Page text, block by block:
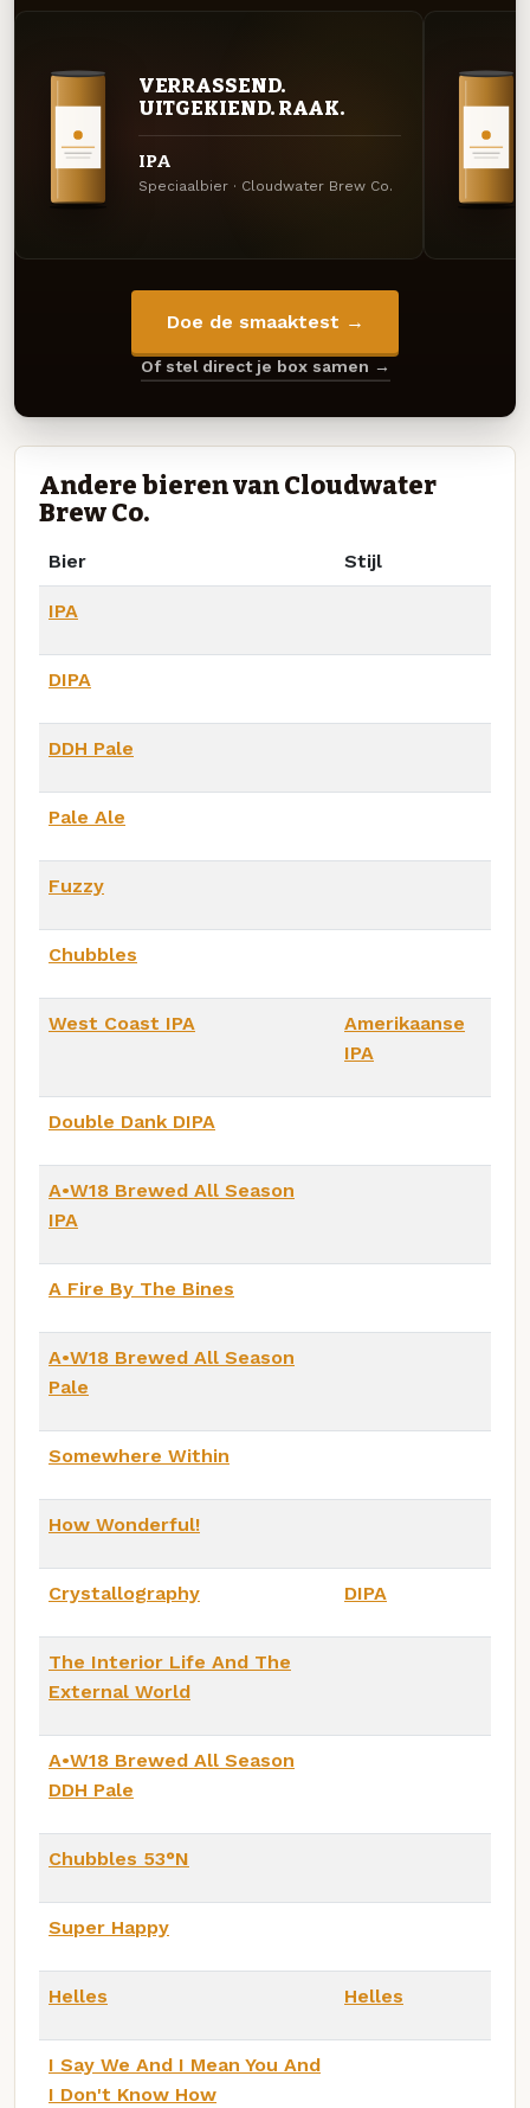
VERRASSEND.
UITGEKIEND. RAAK.
IPA
Speciaalbier · Cloudwater Brew Co.
Doe de smaaktest →
Of stel direct je box samen →
Andere bieren van Cloudwater
Brew Co.
Bier Stijl
IPA
DIPA
DDH Pale
Pale Ale
Fuzzy
Chubbles
West Coast IPA
Amerikaanse
IPA
Double Dank DIPA
A•W18 Brewed All Season
IPA
A Fire By The Bines
A•W18 Brewed All Season
Pale
Somewhere Within
How Wonderful!
Crystallography DIPA
The Interior Life And The
External World
A•W18 Brewed All Season
DDH Pale
Chubbles 53°N
Super Happy
Helles Helles
I Say We And I Mean You And
I Don't Know How